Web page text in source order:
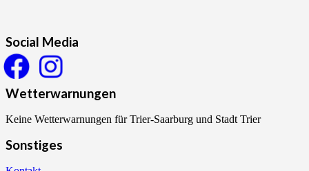
Social Media
Wetterwarnungen
Keine Wetterwarnungen für Trier-Saarburg und Stadt Trier
Sonstiges